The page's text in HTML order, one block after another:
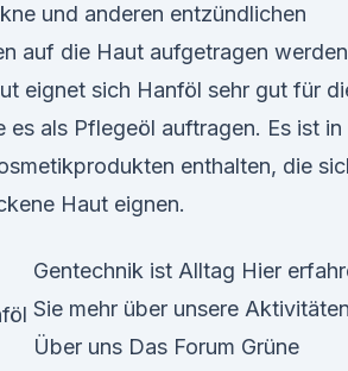
und anderen entzündlichen
auf die Haut aufgetragen
eignet sich Hanföl sehr gut für
es als Pflegeöl auftragen. Es ist in
enthalten, die
Haut eignen.
Gentechnik ist Alltag Hier
Sie mehr über unsere
Über uns Das Forum Grüne